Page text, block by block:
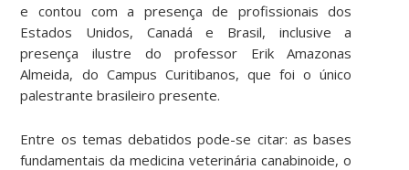
e contou com a presença de profissionais dos
Estados Unidos, Canadá e Brasil, inclusive a
presença ilustre do professor Erik Amazonas
Almeida, do Campus Curitibanos, que foi o único
palestrante brasileiro presente.
Entre os temas debatidos pode-se citar: as bases
fundamentais da medicina veterinária canabinoide, o